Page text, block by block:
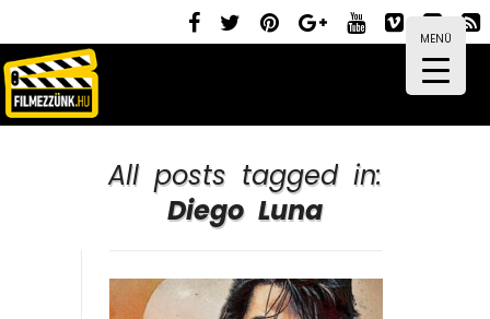
MENÜ
All posts tagged in:
Diego Luna